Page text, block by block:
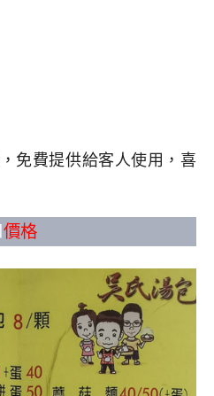
免費提供給客人使用，喜
價格